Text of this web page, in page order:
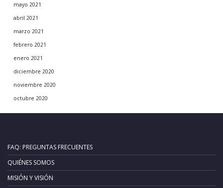
mayo 2021
abril 2021
marzo 2021
febrero 2021
enero 2021
diciembre 2020
noviembre 2020
octubre 2020
FAQ: PREGUNTAS FRECUENTES
QUIÉNES SOMOS
MISIÓN Y VISIÓN